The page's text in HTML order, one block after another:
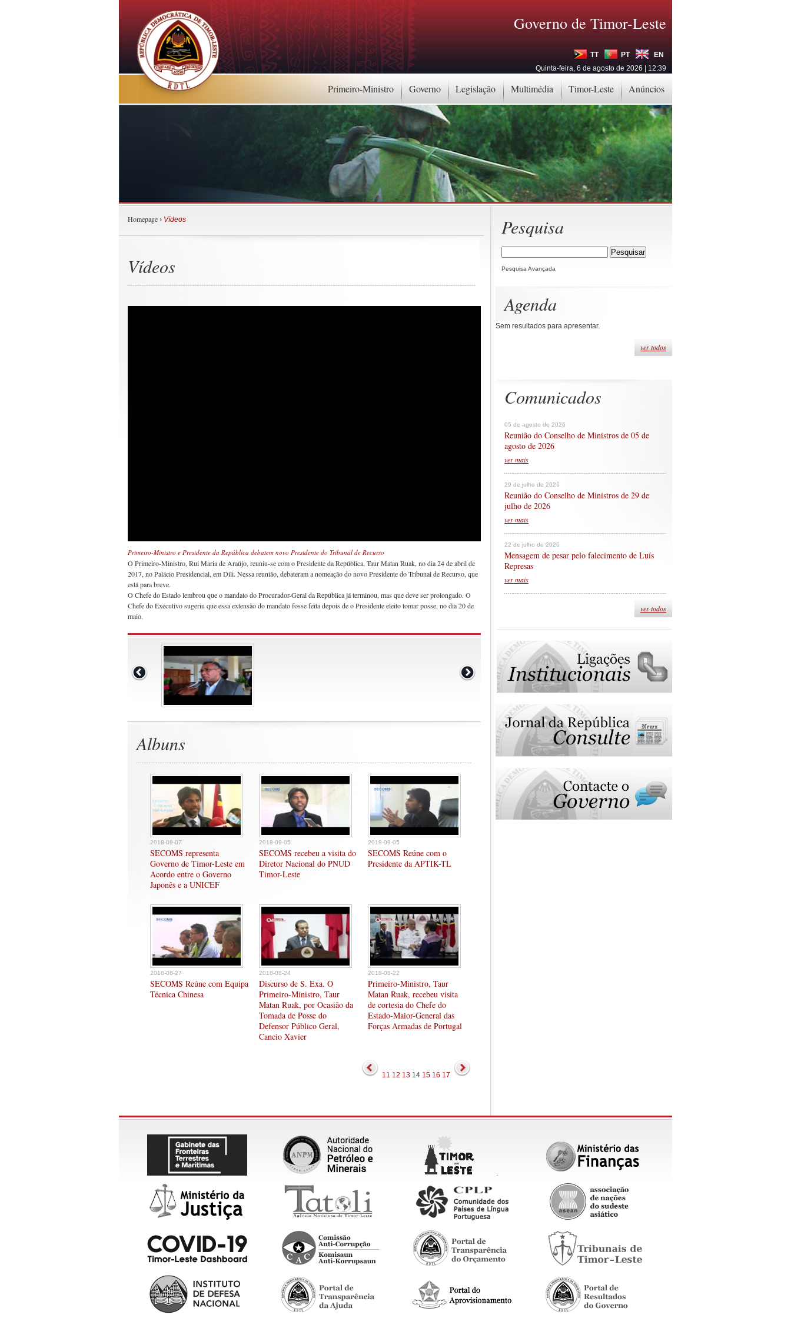
Primeiro-Ministro Governo Legislação Multimédia Timor-Leste Anúncios
Governo de Timor-Leste
TT PT
EN
Quinta-feira, 6 de agosto de 2026 | 12:39
Pesquisa
Pesquisa Avançada
Agenda
Sem resultados para apresentar.
ver todos
Comunicados
05 de agosto de 2026
Reunião do Conselho de Ministros de 05 de
agosto de 2026
ver mais
29 de julho de 2026
Reunião do Conselho de Ministros de 29 de
julho de 2026
ver mais
22 de julho de 2026
Mensagem de pesar pelo falecimento de Luís
Represas
ver mais
ver todos
Homepage › Vídeos
Vídeos
Primeiro-Ministro e Presidente da República debatem novo Presidente do Tribunal de Recurso
O Primeiro-Ministro, Rui Maria de Araújo, reuniu-se com o Presidente da República, Taur Matan Ruak, no dia 24 de abril de
2017, no Palácio Presidencial, em Díli. Nessa reunião, debateram a nomeação do novo Presidente do Tribunal de Recurso, que
está para breve.
O Chefe do Estado lembrou que o mandato do Procurador-Geral da República já terminou, mas que deve ser prolongado. O
Chefe do Executivo sugeriu que essa extensão do mandato fosse feita depois de o Presidente eleito tomar posse, no dia 20 de
maio.
Albuns
2018-09-07
SECOMS representa
Governo de Timor-Leste em
Acordo entre o Governo
Japonês e a UNICEF
2018-09-05
SECOMS recebeu a visita do
Diretor Nacional do PNUD
Timor-Leste
2018-09-05
SECOMS Reúne com o
Presidente da APTIK-TL
2018-08-27
SECOMS Reúne com Equipa
Técnica Chinesa
2018-08-24
Discurso de S. Exa. O
Primeiro-Ministro, Taur
Matan Ruak, por Ocasião da
Tomada de Posse do
Defensor Público Geral,
Cancio Xavier
2018-08-22
Primeiro-Ministro, Taur
Matan Ruak, recebeu visita
de cortesia do Chefe do
Estado-Maior-General das
Forças Armadas de Portugal
11 12 13 14 15 16 17